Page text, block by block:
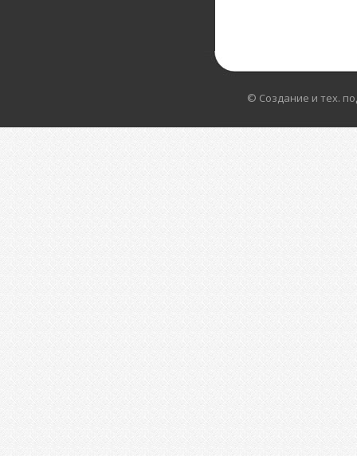
© Создание и тех.